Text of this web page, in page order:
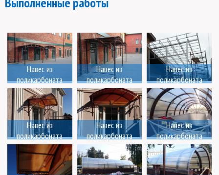
Навес из
поликарбоната
Навес из
поликарбоната
Навес из
поликарбоната
Навес из
поликарбоната
Навес из
поликарбоната
Навес из
поликарбоната